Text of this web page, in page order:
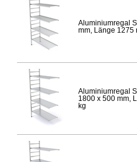
Aluminiumregal
mm, Länge 1275
Aluminiumregal
1800 x 500 mm,
kg